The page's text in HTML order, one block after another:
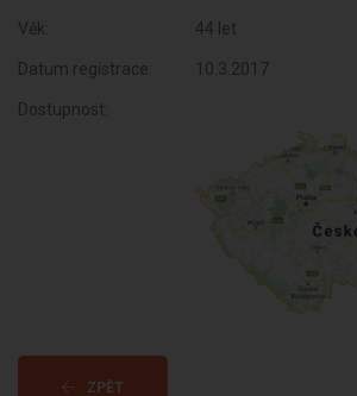
Věk: 44 let
Datum registrace: 10.3.2017
Dostupnost:
ZPĚT